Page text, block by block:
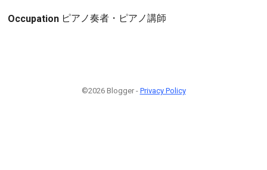
Occupation ピアノ奏者・ピアノ講師
©2026 Blogger - Privacy Policy